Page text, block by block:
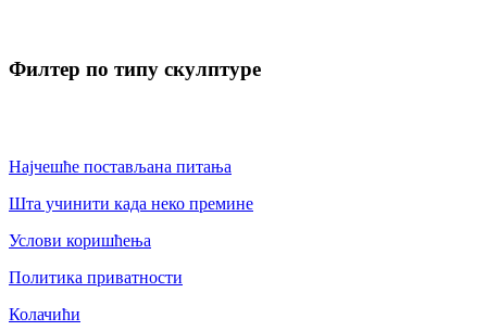
Филтер по типу скулптуре
Најчешће постављана питања
Шта учинити када неко премине
Услови коришћења
Политика приватности
Колачићи